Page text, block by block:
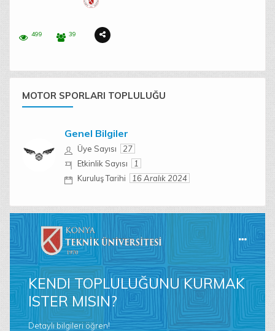
499 39
MOTOR SPORLARI TOPLULUĞU
Genel Bilgiler
Üye Sayısı
27
Etkinlik Sayısı
1
Kuruluş Tarihi
16 Aralık 2024
KENDI TOPLULUĞUNU KURMAK
ISTER MISIN?
Detaylı bilgileri öğren!